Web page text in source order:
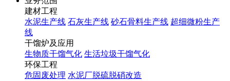
建材工程
水泥生产线 石灰生产线 砂石骨料生产线 超细微粉生产
线
干馏炉及应用
生物质干馏气化 生活垃圾干馏气化
环保工程
危固废处理 水泥厂脱硫脱硝改造